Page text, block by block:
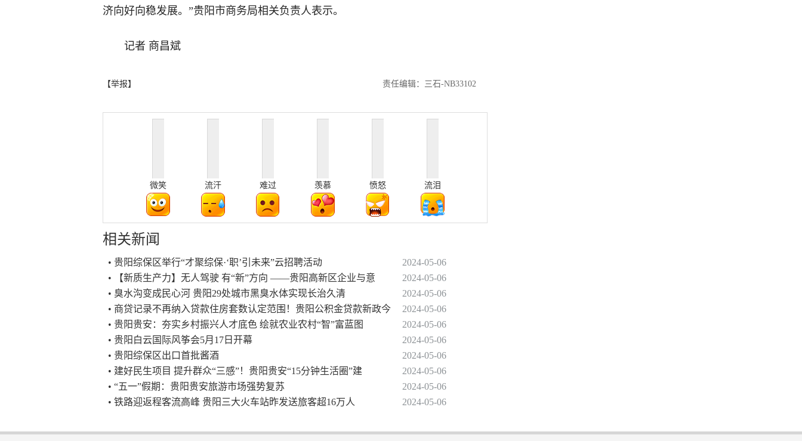
济向好向稳发展。”贵阳市商务局相关负责人表示。
记者 商昌斌
【举报】 责任编辑：三石-NB33102
微笑 流汗 难过 羡慕 愤怒 流泪
相关新闻
• 贵阳综保区举行“才聚综保·‘职’引未来”云招聘活动
2024-05-06
• 【新质生产力】无人驾驶 有“新”方向 ——贵阳高新区企业与意
2024-05-06
• 臭水沟变成民心河 贵阳29处城市黑臭水体实现长治久清
2024-05-06
• 商贷记录不再纳入贷款住房套数认定范围！贵阳公积金贷款新政今
2024-05-06
• 贵阳贵安：夯实乡村振兴人才底色 绘就农业农村“智”富蓝图
2024-05-06
• 贵阳白云国际风筝会5月17日开幕
2024-05-06
• 贵阳综保区出口首批酱酒
2024-05-06
• 建好民生项目 提升群众“三感”！贵阳贵安“15分钟生活圈”建
2024-05-06
• “五一”假期：贵阳贵安旅游市场强势复苏
2024-05-06
• 铁路迎返程客流高峰 贵阳三大火车站昨发送旅客超16万人
2024-05-06